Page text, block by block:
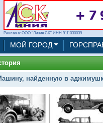
Реклама: ООО "Линия СК" ИНН 9111030039
МОЙ ГОРОД
найденную в